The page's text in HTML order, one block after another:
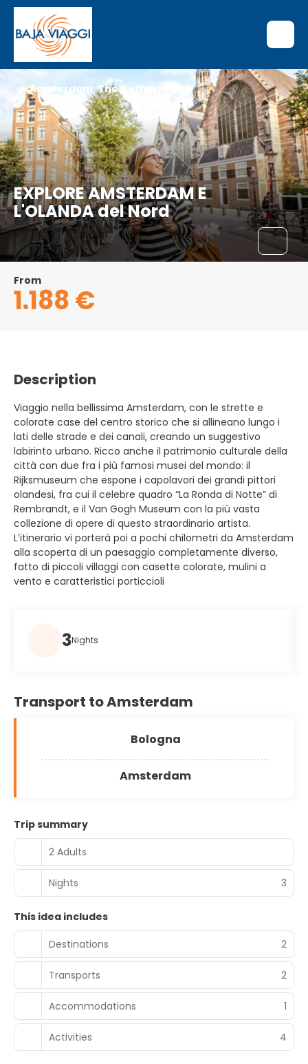
EXPLORE AMSTERDAM E
L'OLANDA del Nord
Amsterdam, The Netherlands
From
1.188 €
Description
Viaggio nella bellissima Amsterdam, con le strette e
colorate case del centro storico che si allineano lungo i
lati delle strade e dei canali, creando un suggestivo
labirinto urbano. Ricco anche il patrimonio culturale della
città con due fra i più famosi musei del mondo: il
Rijksmuseum che espone i capolavori dei grandi pittori
olandesi, fra cui il celebre quadro “La Ronda di Notte” di
Rembrandt, e il Van Gogh Museum con la più vasta
collezione di opere di questo straordinario artista.
L’itinerario vi porterà poi a pochi chilometri da Amsterdam
alla scoperta di un paesaggio completamente diverso,
fatto di piccoli villaggi con casette colorate, mulini a
vento e caratteristici porticcioli
3Nights
Transport to Amsterdam
Bologna
Amsterdam
Trip summary
2 Adults
Nights 3
This idea includes
Destinations
2
Transports 2
Accommodations 1
Activities 4